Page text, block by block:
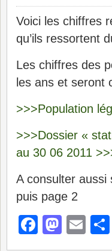
Voici les chiffres
qu’ils ressortent
Les chiffres des
les ans et seront
>>>Population
>>>Dossier «
au 30 06 2011
A consulter aussi
puis page 2
Facebook